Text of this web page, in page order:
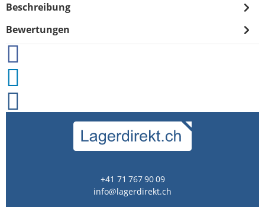
Beschreibung
Bewertungen
+41 71 767 90 09
info@lagerdirekt.ch